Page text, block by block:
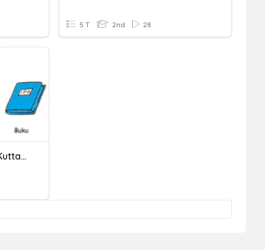
5 T 2nd 28
Latihan Soal Kata Benda Kuttab Awwal 3